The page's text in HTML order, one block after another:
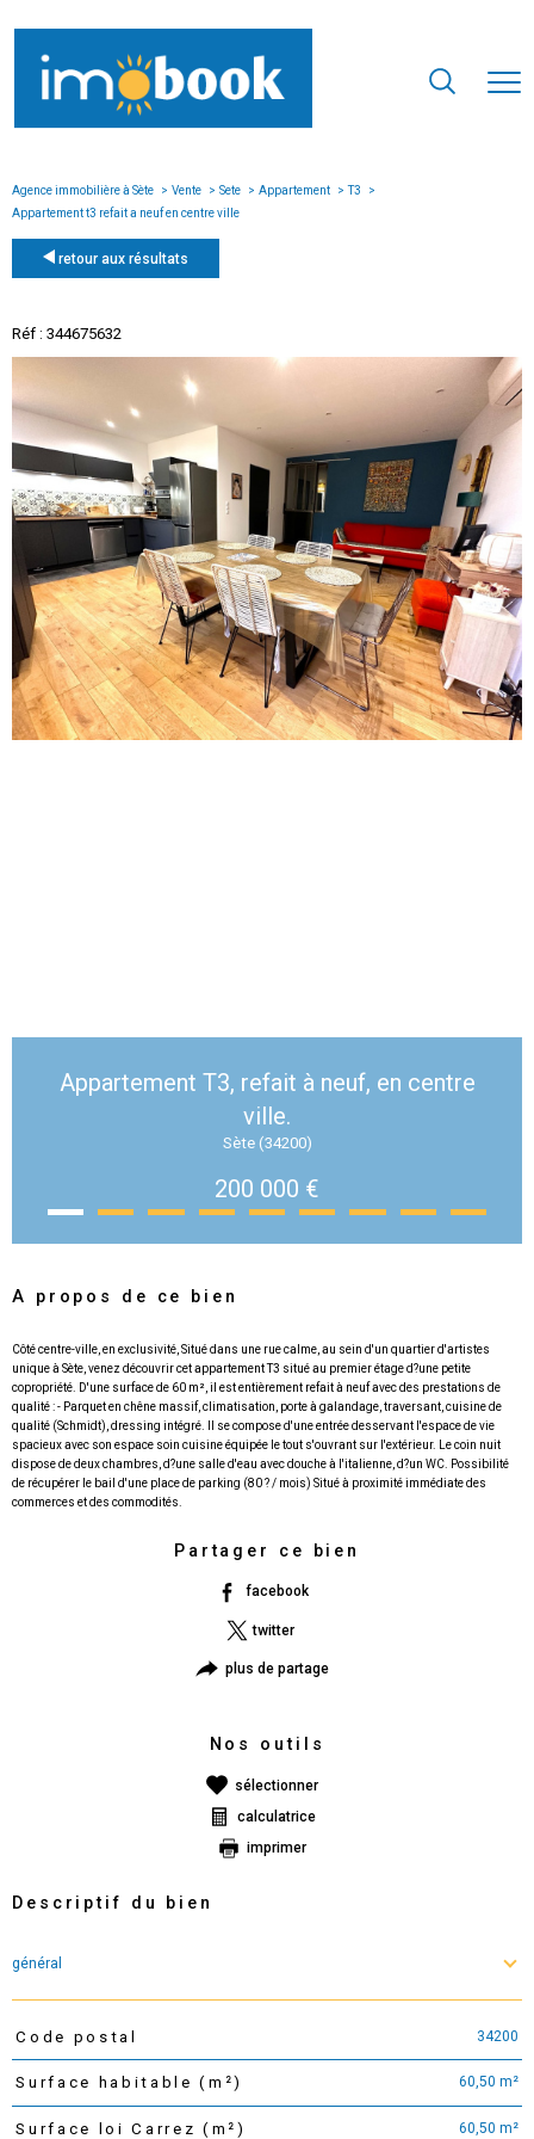
Agence immobilière à Sète Vente Sete Appartement
T3
Appartement t3 refait a neuf en centre ville
retour aux résultats
Réf : 344675632
Appartement T3, refait à neuf, en centre
ville.
Sète (34200)
200 000 €
A propos de ce bien
Côté centre-ville, en exclusivité, Situé dans une rue calme, au sein d'un quartier d'artistes
unique à Sète, venez découvrir cet appartement T3 situé au premier étage d?une petite
copropriété. D'une surface de 60 m², il est entièrement refait à neuf avec des prestations de
qualité : - Parquet en chêne massif, climatisation, porte à galandage, traversant, cuisine de
qualité (Schmidt), dressing intégré. Il se compose d'une entrée desservant l'espace de vie
spacieux avec son espace soin cuisine équipée le tout s'ouvrant sur l'extérieur. Le coin nuit
dispose de deux chambres, d?une salle d'eau avec douche à l'italienne, d?un WC. Possibilité
de récupérer le bail d'une place de parking (80 ? / mois) Situé à proximité immédiate des
Partager ce bien
facebook
twitter
plus de partage
Nos outils
sélectionner
calculatrice
imprimer
Descriptif du bien
général
TRAD_PAMPERO_Caracteristique
Code postal 34200
Surface habitable (m²) 60,50 m²
Surface loi Carrez (m²) 60,50 m²